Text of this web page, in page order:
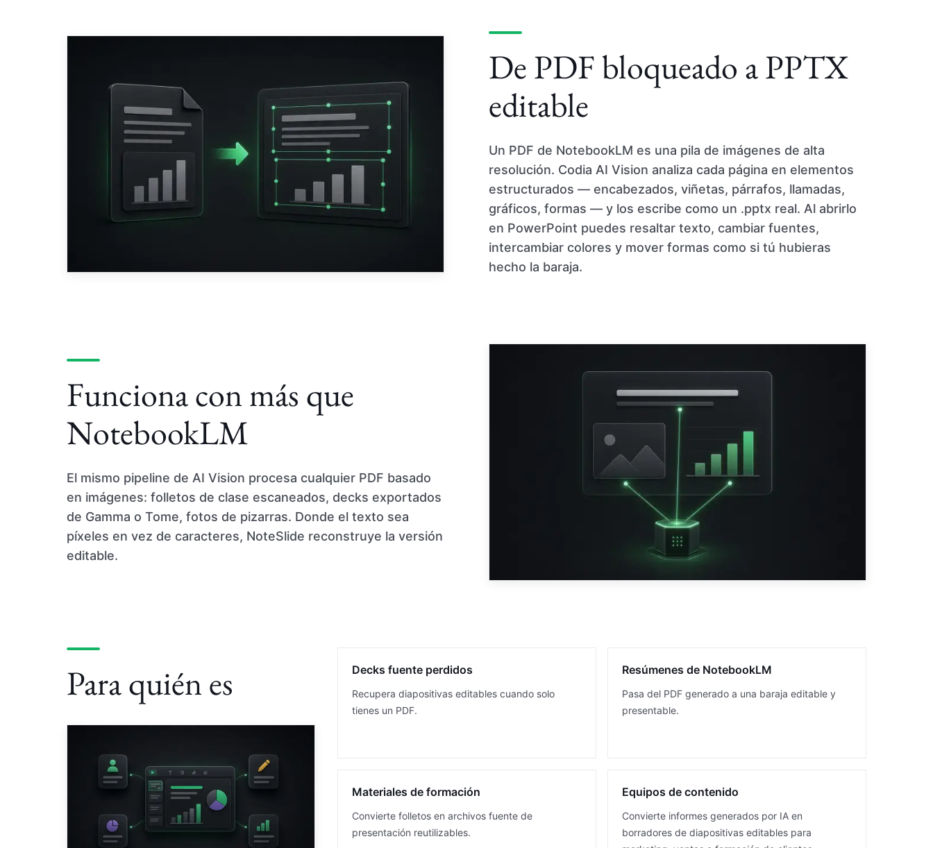
De PDF bloqueado a PPTX
editable
Un PDF de NotebookLM es una pila de imágenes de alta
resolución. Codia AI Vision analiza cada página en elementos
estructurados — encabezados, viñetas, párrafos, llamadas,
gráficos, formas — y los escribe como un .pptx real. Al abrirlo
en PowerPoint puedes resaltar texto, cambiar fuentes,
intercambiar colores y mover formas como si tú hubieras
hecho la baraja.
Funciona con más que
NotebookLM
El mismo pipeline de AI Vision procesa cualquier PDF basado
en imágenes: folletos de clase escaneados, decks exportados
de Gamma o Tome, fotos de pizarras. Donde el texto sea
píxeles en vez de caracteres, NoteSlide reconstruye la versión
editable.
Para quién es Decks fuente perdidos
Recupera diapositivas editables cuando solo
tienes un PDF.
Resúmenes de NotebookLM
Pasa del PDF generado a una baraja editable y
presentable.
Materiales de formación
Convierte folletos en archivos fuente de
presentación reutilizables.
Equipos de contenido
Convierte informes generados por IA en
borradores de diapositivas editables para